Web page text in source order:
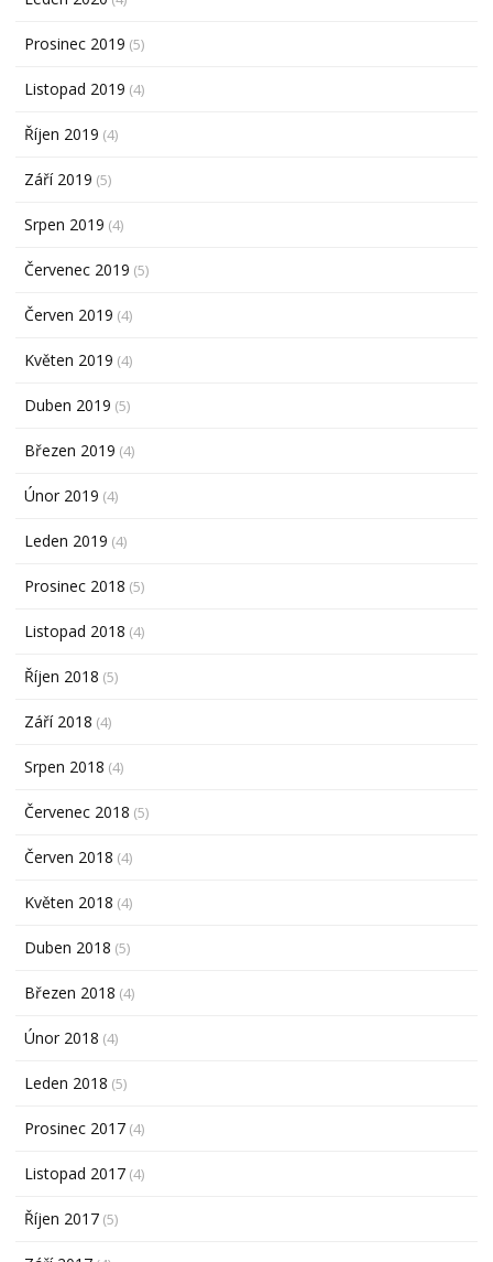
Prosinec 2019 (5)
Listopad 2019 (4)
Říjen 2019 (4)
Září 2019 (5)
Srpen 2019 (4)
Červenec 2019 (5)
Červen 2019 (4)
Květen 2019 (4)
Duben 2019 (5)
Březen 2019 (4)
Únor 2019 (4)
Leden 2019 (4)
Prosinec 2018 (5)
Listopad 2018 (4)
Říjen 2018 (5)
Září 2018 (4)
Srpen 2018 (4)
Červenec 2018 (5)
Červen 2018 (4)
Květen 2018 (4)
Duben 2018 (5)
Březen 2018 (4)
Únor 2018 (4)
Leden 2018 (5)
Prosinec 2017 (4)
Listopad 2017 (4)
Říjen 2017 (5)